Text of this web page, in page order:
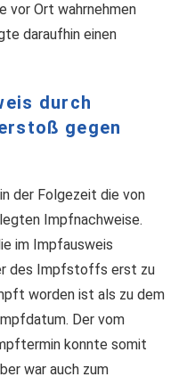
vor Ort wahrnehmen
daraufhin einen
durch
gegen
der Folgezeit die von
Impfnachweise.
im Impfausweis
des Impfstoffs erst zu
worden ist als zu dem
Der vom
konnte somit
war auch zum